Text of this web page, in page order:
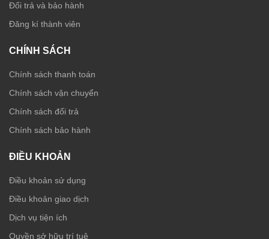
Đổi trả và bảo hành
Đăng kí thành viên
CHÍNH SÁCH
Chính sách thanh toán
Chính sách vận chuyển
Chính sách đổi trả
Chính sách bảo hành
ĐIỀU KHOẢN
Điều khoản sử dụng
Điều khoản giao dịch
Dịch vụ tiện ích
Quyền sở hữu trí tuệ